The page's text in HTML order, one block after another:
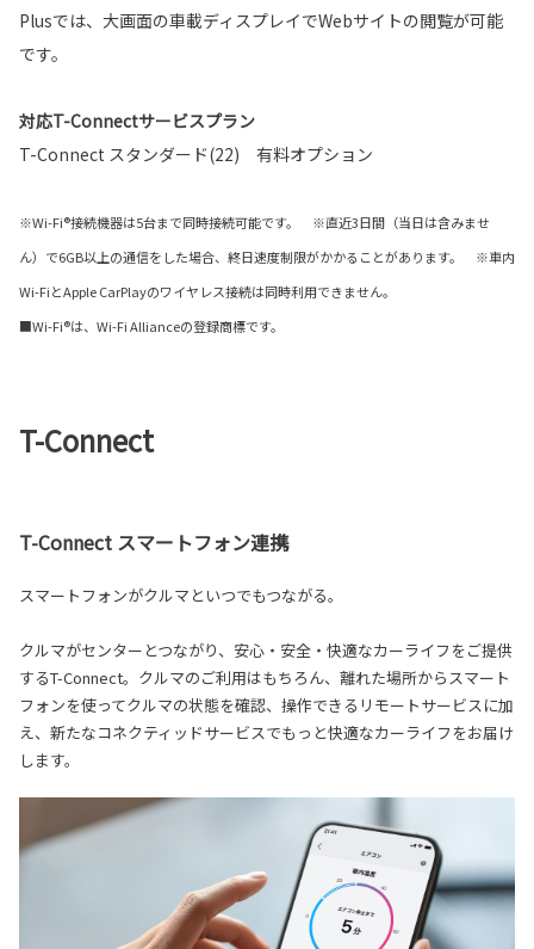
Plusでは、大画面の車載ディスプレイでWebサイトの閲覧が可能
です。
対応T-Connectサービスプラン
T-Connect スタンダード(22) 有料オプション
※Wi-Fi®接続機器は5台まで同時接続可能です。 ※直近3日間（当日は含みませ
ん）で6GB以上の通信をした場合、終日速度制限がかかることがあります。 ※車内
Wi-FiとApple CarPlayのワイヤレス接続は同時利用できません。
■Wi-Fi®は、Wi-Fi Allianceの登録商標です。
T-Connect
T-Connect スマートフォン連携
スマートフォンがクルマといつでもつながる。
クルマがセンターとつながり、安心・安全・快適なカーライフをご提供
するT-Connect。クルマのご利用はもちろん、離れた場所からスマート
フォンを使ってクルマの状態を確認、操作できるリモートサービスに加
え、新たなコネクティッドサービスでもっと快適なカーライフをお届け
します。